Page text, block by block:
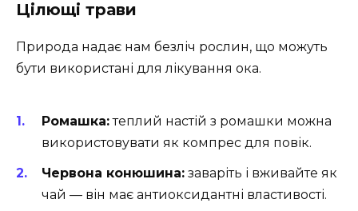
Цілющі трави
Природа надає нам безліч рослин, що можуть
бути використані для лікування ока.
Ромашка:теплий настій з ромашки можна
використовувати як компрес для повік.
Червона конюшина: заваріть і вживайте як
чай — він має антиоксидантні властивості.